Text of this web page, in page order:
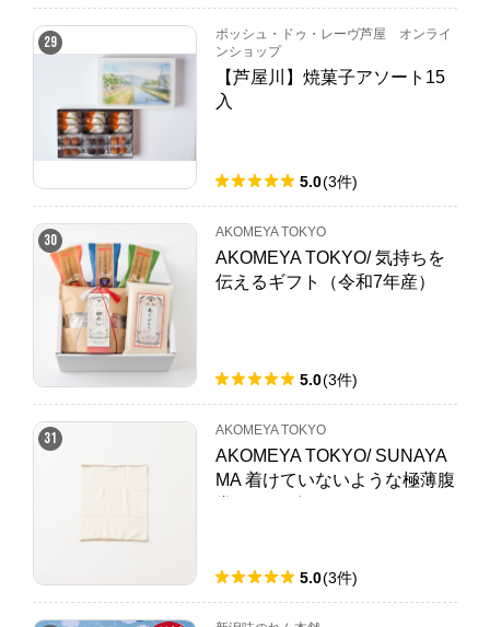
29
ポッシュ・ドゥ・レーヴ芦屋 オンライ
ンショップ
【芦屋川】焼菓子アソート15
入
5.0(3件)
30 AKOMEYA TOKYO
AKOMEYA TOKYO/ 気持ちを
伝えるギフト（令和7年産）
5.0(3件)
31 AKOMEYA TOKYO
AKOMEYA TOKYO/ SUNAYA
MA 着けていないような極薄腹
5.0(3件)